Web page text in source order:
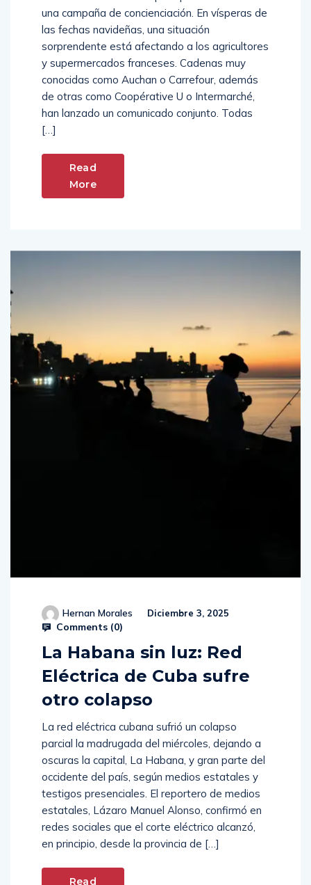
una campaña de concienciación. En vísperas de
las fechas navideñas, una situación
sorprendente está afectando a los agricultores
y supermercados franceses. Cadenas muy
conocidas como Auchan o Carrefour, además
de otras como Coopérative U o Intermarché,
han lanzado un comunicado conjunto. Todas
[…]
Read
More
Hernan Morales Diciembre 3, 2025
Comments (0)
La Habana sin luz: Red
Eléctrica de Cuba sufre
otro colapso
La red eléctrica cubana sufrió un colapso
parcial la madrugada del miércoles, dejando a
oscuras la capital, La Habana, y gran parte del
occidente del país, según medios estatales y
testigos presenciales. El reportero de medios
estatales, Lázaro Manuel Alonso, confirmó en
redes sociales que el corte eléctrico alcanzó,
en principio, desde la provincia de […]
Read